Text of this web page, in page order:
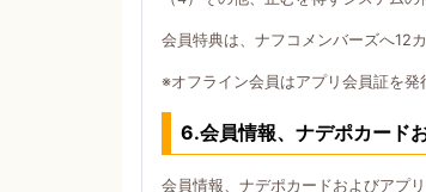
会員特典は、ナフコメンバーズへ12
※オフライン会員はアプリ会員証を発
6.会員情報、ナデポカード
会員情報、ナデポカードおよびアプ